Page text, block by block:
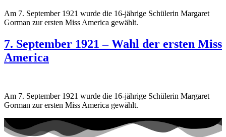
Am 7. September 1921 wurde die 16-jährige Schülerin Margaret
Gorman zur ersten Miss America gewählt.
7. September 1921 – Wahl der ersten Miss
America
Am 7. September 1921 wurde die 16-jährige Schülerin Margaret
Gorman zur ersten Miss America gewählt.